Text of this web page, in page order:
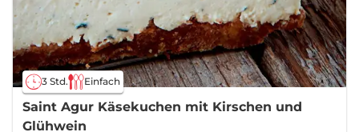
3 Std. Einfach
Saint Agur Käsekuchen mit Kirschen und
Glühwein